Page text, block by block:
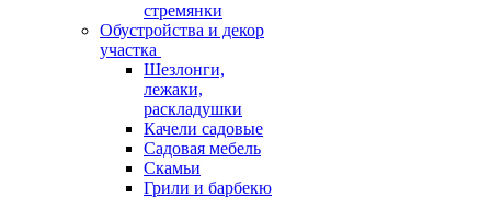
стремянки
Обустройства и декор
участка
Шезлонги,
лежаки,
раскладушки
Качели садовые
Садовая мебель
Скамьи
Грили и барбекю